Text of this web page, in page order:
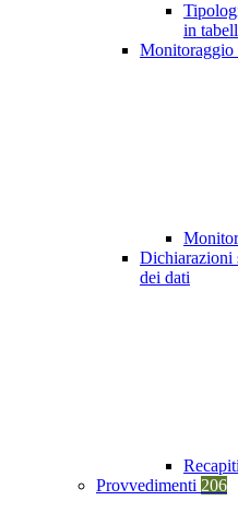
in
Monitoraggio
Dichiarazioni
dei dati
Provvedimenti 206